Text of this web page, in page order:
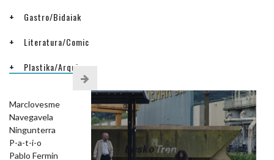
Gastro/Bidaiak
Literatura/Comic
Plastika/ArquitecturaENLACES/LOTURAK
Marclovesme
Navegavela
Ningunterra
P-a-t-i-o
Pablo Fermin